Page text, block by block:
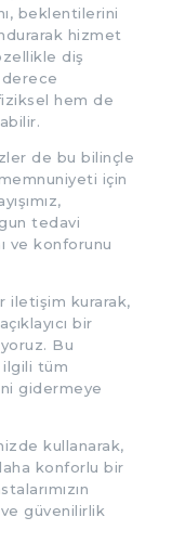
beklentilerini
hizmet
diş
hem de
de bu bilinçle
için
tedavi
ve konforunu
iletişim kurarak,
bir
Bu
ilgili tüm
gidermeye
kullanarak,
konforlu bir
güvenilirlik